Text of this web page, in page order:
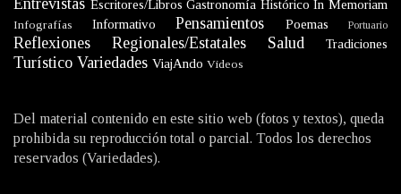
Entrevistas Escritores/Libros Gastronomía Histórico In Memoriam
Infografías Informativo Pensamientos Poemas Portuario
Reflexiones Regionales/Estatales Salud Tradiciones
Turístico Variedades ViajAndo Videos
Del material contenido en este sitio web (fotos y textos), queda
prohibida su reproducción total o parcial. Todos los derechos
reservados (Variedades).